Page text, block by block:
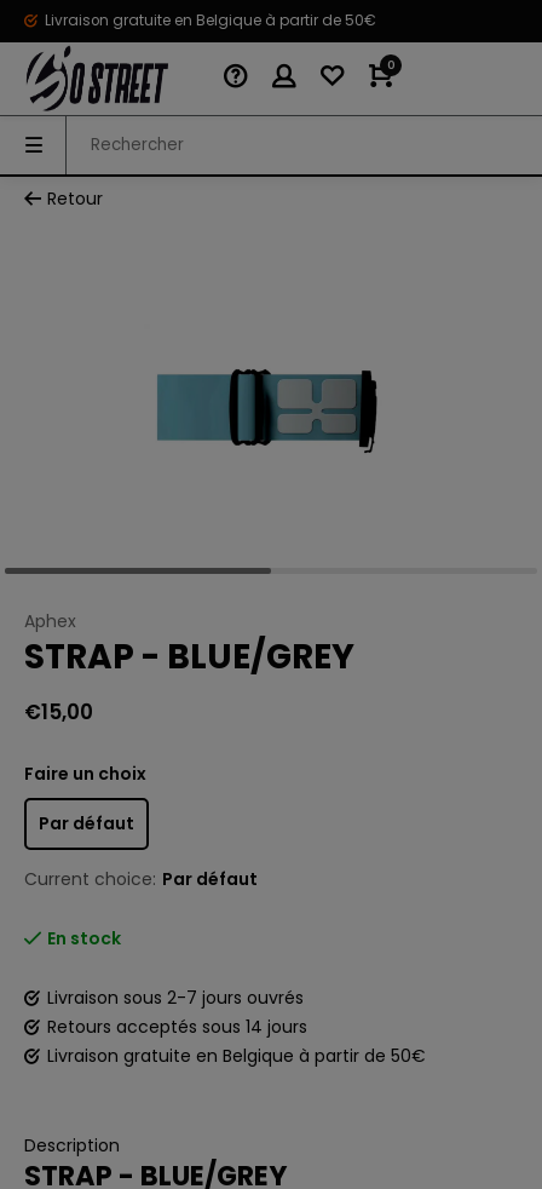
Livraison gratuite en Belgique à partir de 50€
0
Retour
Aphex
STRAP - BLUE/GREY
€15,00
Faire un choix
Par défaut
Current choice: Par défaut
En stock
Livraison sous 2-7 jours ouvrés
Retours acceptés sous 14 jours
Livraison gratuite en Belgique à partir de 50€
Description
STRAP - BLUE/GREY